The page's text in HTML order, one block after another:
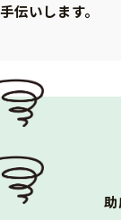
伝いします。
助